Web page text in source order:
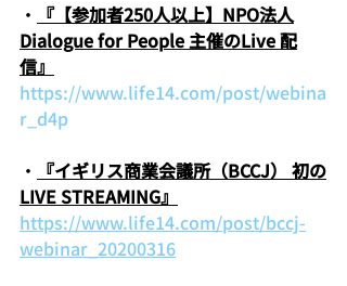
・
『【参加者250人以上】NPO法人
Dialogue for People 主催のLive 配
信』
https://www.life14.com/post/webina
r_d4p
・
『イギリス商業会議所（BCCJ） 初の
LIVE STREAMING』
https://www.life14.com/post/bccj-
webinar_20200316